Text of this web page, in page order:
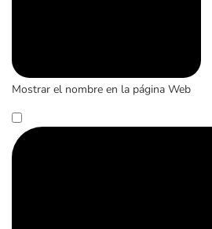
Mostrar el nombre en la página Web